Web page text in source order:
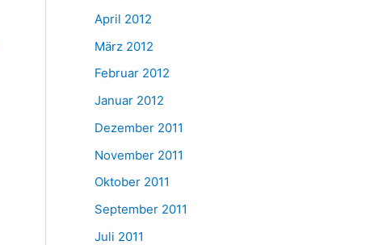
April 2012
März 2012
Februar 2012
Januar 2012
Dezember 2011
November 2011
Oktober 2011
September 2011
Juli 2011